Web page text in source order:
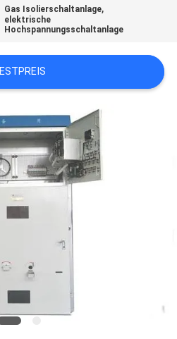
Gas Isolierschaltanlage,
elektrische
Hochspannungsschaltanlage